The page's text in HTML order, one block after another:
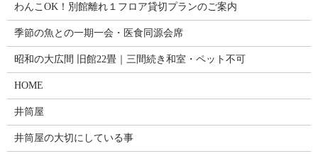
わんこOK！別館離れ１フロア貸切プランのご案内
季節の魚との一期一会・医食同源会席
昭和の大広間 旧館22畳｜三間続き和室・ペット不可
HOME
井筒屋
井筒屋の大切にしている事